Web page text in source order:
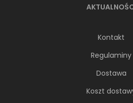
Kontakt
Regulaminy
Dostawa
Koszt